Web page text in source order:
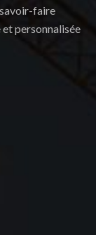
faire
personnalisée